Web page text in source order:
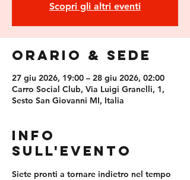
Scopri gli altri eventi
Orario & Sede
27 giu 2026, 19:00 – 28 giu 2026, 02:00
Carro Social Club, Via Luigi Granelli, 1,
Sesto San Giovanni MI, Italia
Info
sull'evento
Siete pronti a tornare indietro nel tempo